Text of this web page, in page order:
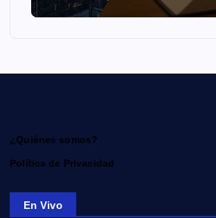
¿Quiénes somos?
Política de Privacidad
En Vivo